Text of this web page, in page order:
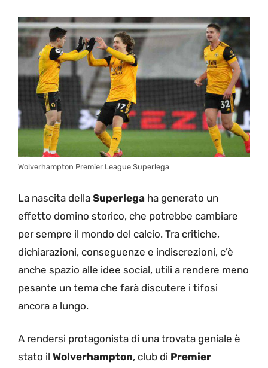
Wolverhampton Premier League Superlega
La nascita della Superlega ha generato un
effetto domino storico, che potrebbe cambiare
per sempre il mondo del calcio. Tra critiche,
dichiarazioni, conseguenze e indiscrezioni, c’è
anche spazio alle idee social, utili a rendere meno
pesante un tema che farà discutere i tifosi
ancora a lungo.
A rendersi protagonista di una trovata geniale è
stato il Wolverhampton, club di Premier